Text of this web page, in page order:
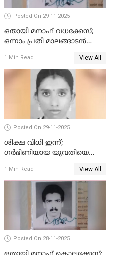
Posted On 29-11-2025
ഒതായി മനാഫ് വധക്കേസ്;
ഒന്നാം പ്രതി മാലങ്ങാടൻ
ഒരു ലക്ഷം രൂപ പിഴ
1 Min Read View All
Posted On 29-11-2025
ശിക്ഷ വിധി ഇന്ന്;
ഗർഭിണിയായ യുവതിയെ
കേസ്
1 Min Read View All
Posted On 28-11-2025